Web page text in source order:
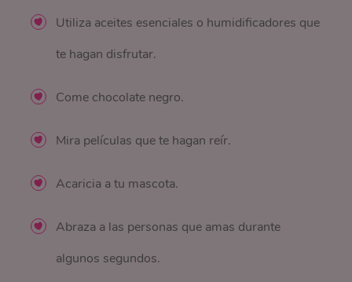
Utiliza aceites esenciales o humidificadores que
te hagan disfrutar.
Come chocolate negro.
Mira películas que te hagan reír.
Acaricia a tu mascota.
Abraza a las personas que amas durante
algunos segundos.